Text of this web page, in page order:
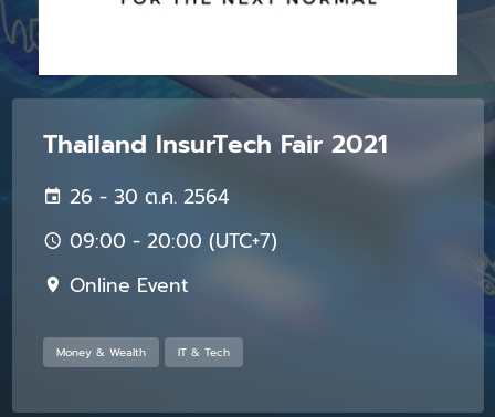
Thailand InsurTech Fair 2021
26 - 30 ต.ค. 2564
09:00 - 20:00 (UTC+7)
Online Event
Money & Wealth IT & Tech